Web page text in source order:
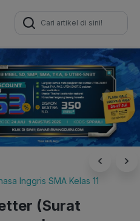
Search
for:
Inggris SMA Kelas 11
(Surat